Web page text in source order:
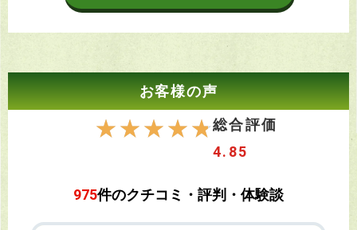
お客様の声
☆☆☆☆☆総合評価
4.85
975件のクチコミ・評判・体験談